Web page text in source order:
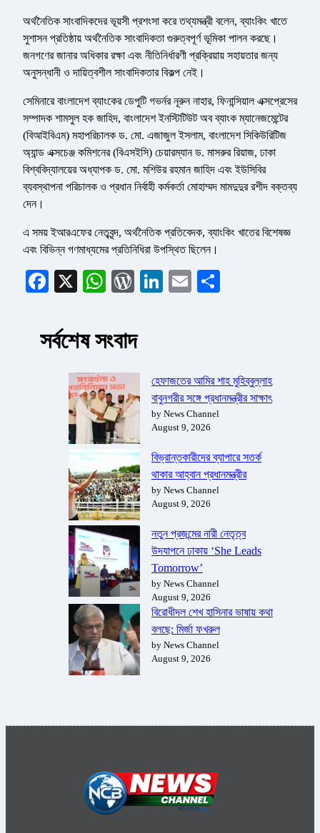
অর্থনৈতিক সাংবাদিকদের ভূয়সী প্রশংসা করে তথ্যমন্ত্রী বলেন, ব্যাংকিং খাতে
সুশাসন প্রতিষ্ঠায় অর্থনৈতিক সাংবাদিকতা গুরুত্বপূর্ণ ভূমিকা পালন করছে।
জনগণের জানার অধিকার রক্ষা এবং নীতিনির্ধারণী প্রক্রিয়ায় সহায়তার জন্য
অনুসন্ধানী ও দায়িত্বশীল সাংবাদিকতার বিকল্প নেই।
সেমিনারে বাংলাদেশ ব্যাংকের ডেপুটি গভর্নর নূরুন নাহার, ফিনান্সিয়াল এক্সপ্রেসের
সম্পাদক শামসুল হক জাহিদ, বাংলাদেশ ইনস্টিটিউট অব ব্যাংক ম্যানেজমেন্টের
(বিআইবিএম) মহাপরিচালক ড. মো. এজাজুল ইসলাম, বাংলাদেশ সিকিউরিটিজ
অ্যান্ড এক্সচেঞ্জ কমিশনের (বিএসইসি) চেয়ারম্যান ড. মাসরুর রিয়াজ, ঢাকা
বিশ্ববিদ্যালয়ের অধ্যাপক ড. মো. মশিউর রহমান জাহিদ এবং ইউসিবির
ব্যবস্থাপনা পরিচালক ও প্রধান নির্বাহী কর্মকর্তা মোহাম্মদ মামদুদুর রশীদ বক্তব্য
দেন।
এ সময় ইআরএফের নেতৃবৃন্দ, অর্থনৈতিক প্রতিবেদক, ব্যাংকিং খাতের বিশেষজ্ঞ
এবং বিভিন্ন গণমাধ্যমের প্রতিনিধিরা উপস্থিত ছিলেন।
Facebook
X WhatsApp
WordPress
LinkedIn
Email
সর্বশেষ সংবাদ
হেফাজতের আমির শাহ মুহিব্বুল্লাহ
বাবুনগরীর সঙ্গে প্রধানমন্ত্রীর সাক্ষাৎ
by News Channel
August 9, 2026
বিভ্রান্তকারীদের ব্যাপারে সতর্ক
থাকার আহ্বান প্রধানমন্ত্রীর
by News Channel
August 9, 2026
নতুন প্রজন্মের নারী নেতৃত্ব
উদযাপনে ঢাকায় ‘She Leads
Tomorrow’
by News Channel
August 9, 2026
বিরোধীদল শেখ হাসিনার ভাষায় কথা
বলছে: মির্জা ফখরুল
by News Channel
August 9, 2026